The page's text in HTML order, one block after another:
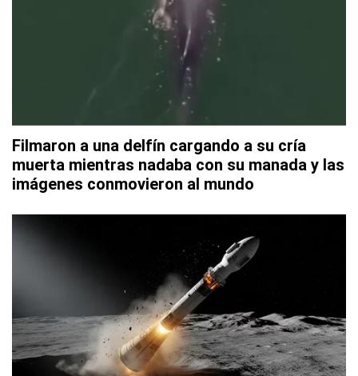
Filmaron a una delfín cargando a su cría
muerta mientras nadaba con su manada y las
imágenes conmovieron al mundo